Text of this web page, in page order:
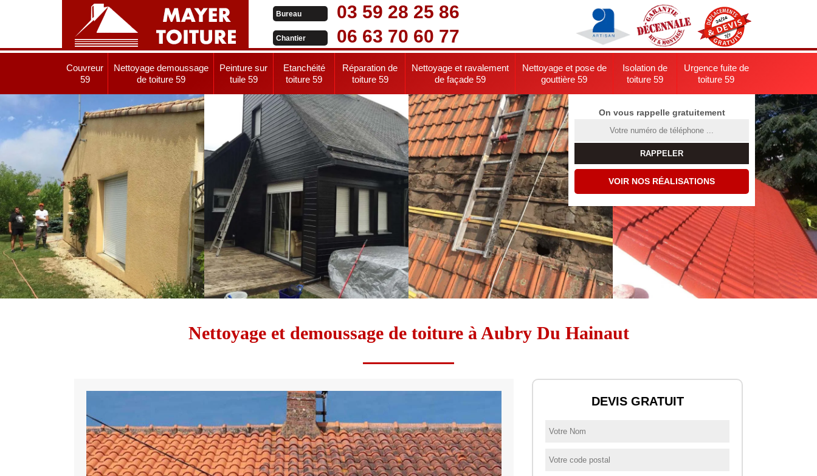
Bureau 03 59 28 25 86
Chantier 06 63 70 60 77
Couvreur
59
Nettoyage demoussage
de toiture 59
Peinture sur
tuile 59
Etanchéité
toiture 59
Réparation de
toiture 59
Nettoyage et ravalement
de façade 59
Nettoyage et pose de
gouttière 59
Isolation de
toiture 59
Urgence fuite de
toiture 59
On vous rappelle gratuitement
VOIR NOS RÉALISATIONS
Nettoyage et demoussage de toiture à Aubry Du Hainaut
DEVIS GRATUIT